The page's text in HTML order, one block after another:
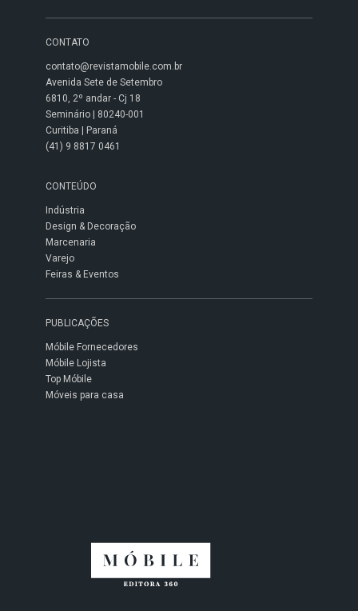
CONTATO
contato@revistamobile.com.br
Avenida Sete de Setembro
6810, 2º andar - Cj 18
Seminário | 80240-001
Curitiba | Paraná
(41) 9 8817 0461
CONTEÚDO
Indústria
Design & Decoração
Marcenaria
Varejo
Feiras & Eventos
PUBLICAÇÕES
Móbile Fornecedores
Móbile Lojista
Top Móbile
Móveis para casa